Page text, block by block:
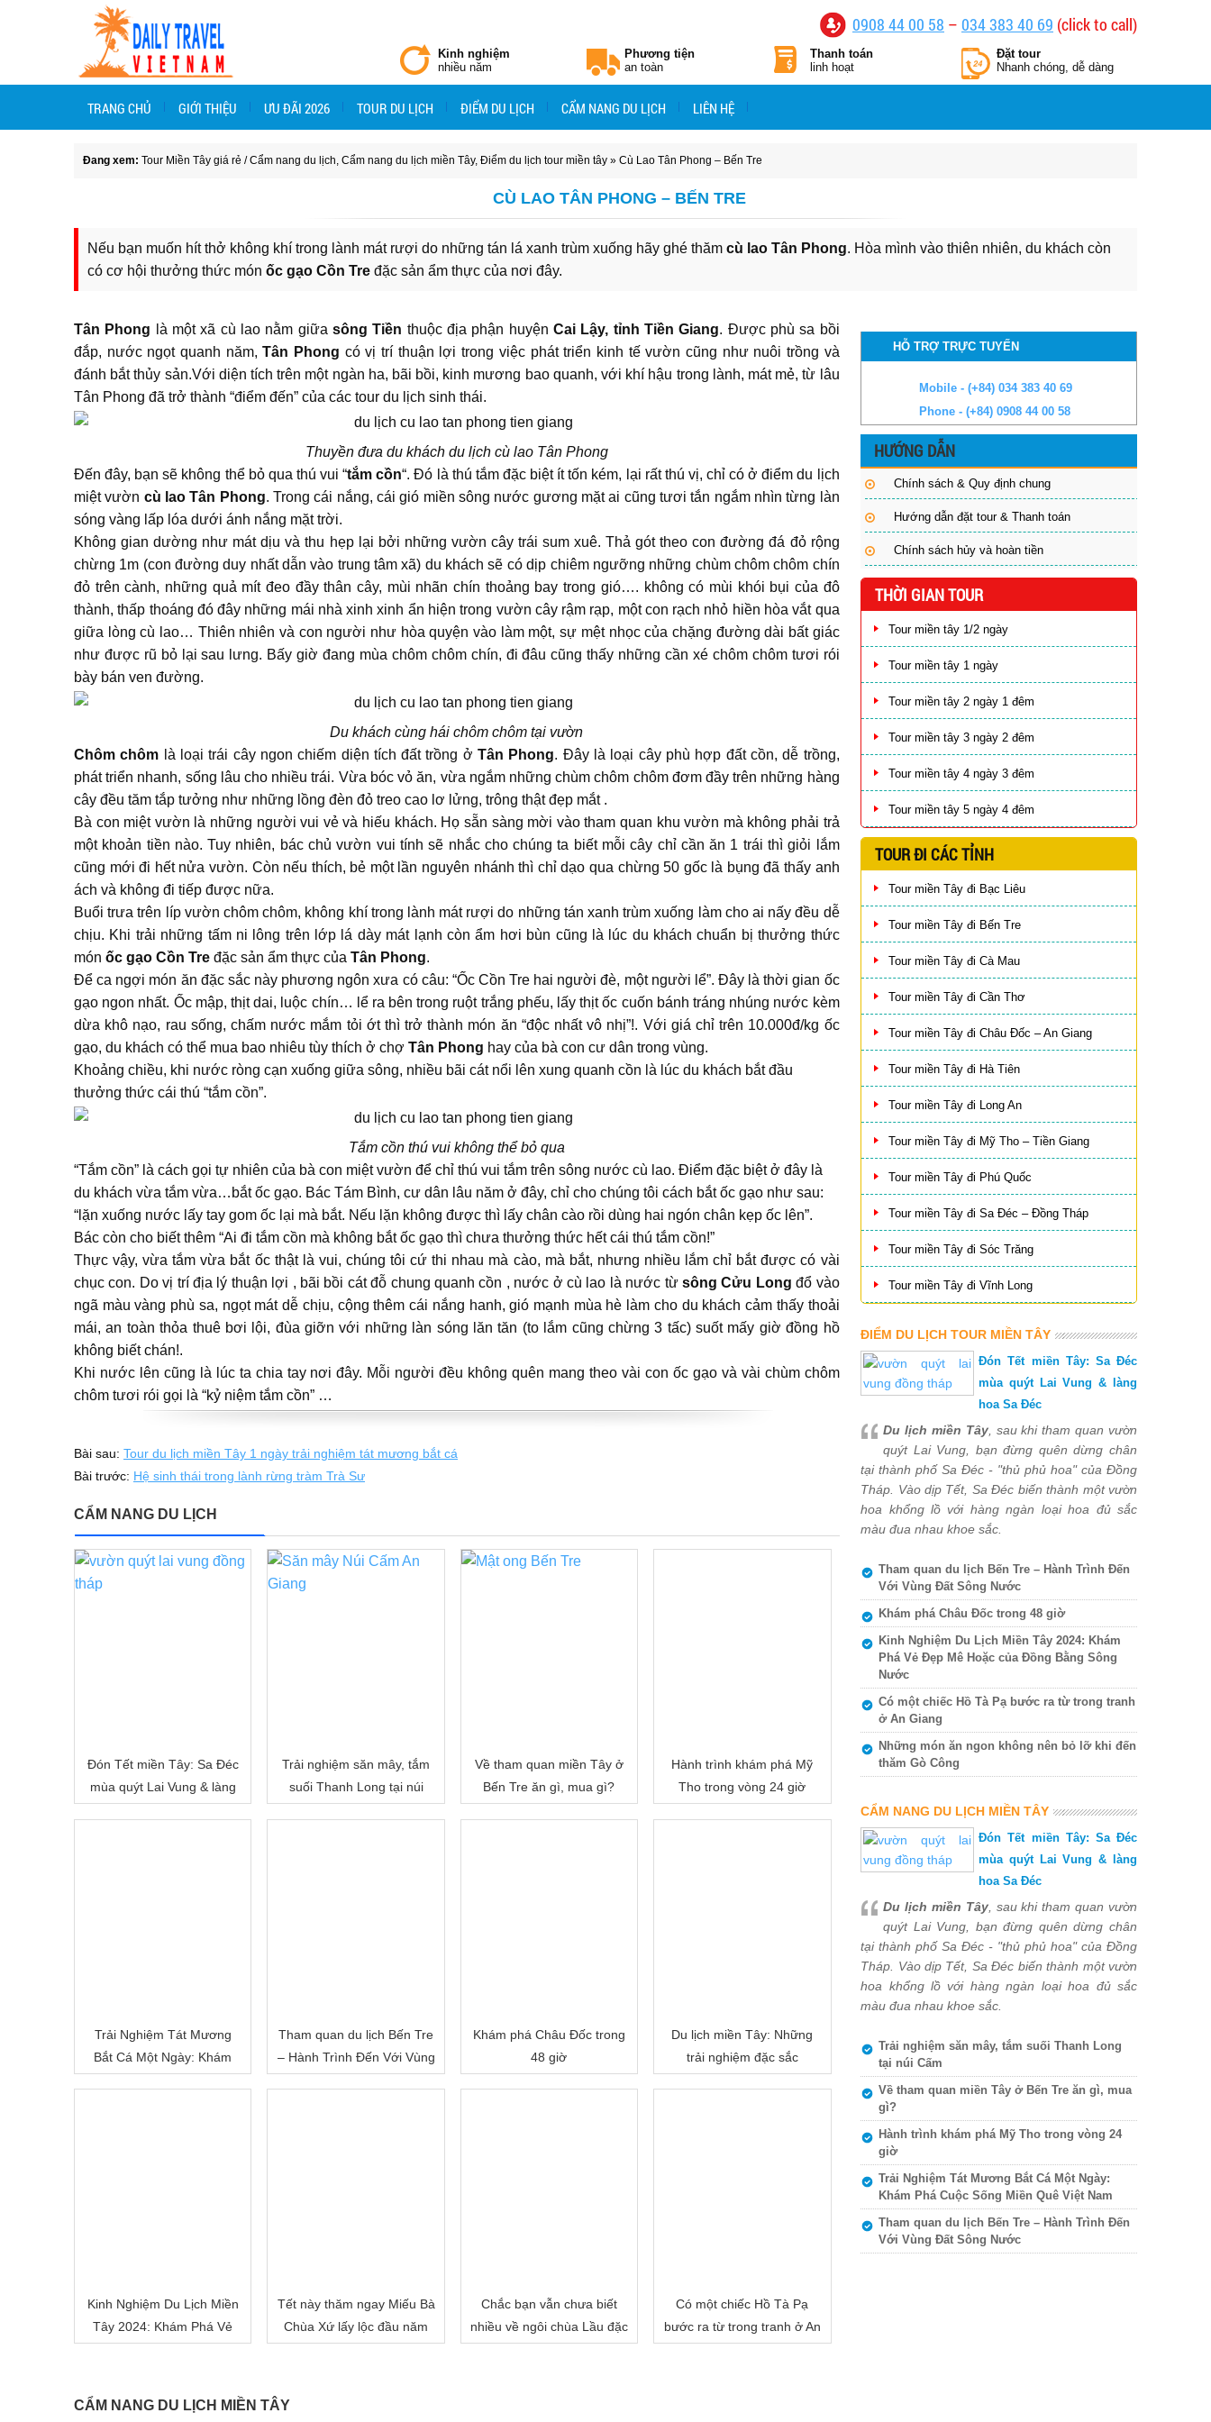
0908 44 00 58 – 034 383 40 69 (click to call)
Kinh nghiệm
nhiều năm
Phương tiện
an toàn
Thanh toán
linh hoạt
Đặt tour
Nhanh chóng, dễ dàng
TRANG CHỦ GIỚI THIỆU ƯU ĐÃI 2026 TOUR DU LỊCH ĐIỂM DU LỊCH CẨM NANG DU LỊCH LIÊN HỆ
Đang xem: Tour Miền Tây giá rẻ /Cẩm nang du lịch, Cẩm nang du lịch miền Tây, Điểm du lịch tour miền tây » Cù Lao Tân Phong – Bến Tre
CÙ LAO TÂN PHONG – BẾN TRE
Nếu bạn muốn hít thở không khí trong lành mát rượi do những tán lá xanh trùm xuống hãy ghé thăm cù lao Tân Phong. Hòa mình vào thiên nhiên, du khách còn
có cơ hội thưởng thức món ốc gạo Cồn Tre đặc sản ẩm thực của nơi đây.
Tân Phong là một xã cù lao nằm giữa sông Tiền thuộc địa phận huyện Cai Lậy, tỉnh Tiền Giang. Được phù sa bồi
đắp, nước ngọt quanh năm,Tân Phong có vị trí thuận lợi trong việc phát triển kinh tế vườn cũng như nuôi trồng và
đánh bắt thủy sản.Với diện tích trên một ngàn ha, bãi bồi, kinh mương bao quanh, với khí hậu trong lành, mát mẻ, từ lâu
Tân Phong đã trở thành “điểm đến” của các tour du lịch sinh thái.
Thuyền đưa du khách du lịch cù lao Tân Phong
Đến đây, bạn sẽ không thể bỏ qua thú vui “tắm cồn“. Đó là thú tắm đặc biệt ít tốn kém, lại rất thú vị, chỉ có ở điểm du lịch
miệt vườn cù lao Tân Phong. Trong cái nắng, cái gió miền sông nước gương mặt ai cũng tươi tắn ngắm nhìn từng làn
sóng vàng lấp lóa dưới ánh nắng mặt trời.
Không gian dường như mát dịu và thu hẹp lại bởi những vườn cây trái sum xuê. Thả gót theo con đường đá đỏ rộng
chừng 1m (con đường duy nhất dẫn vào trung tâm xã) du khách sẽ có dịp chiêm ngưỡng những chùm chôm chôm chín
đỏ trên cành, những quả mít đeo đầy thân cây, mùi nhãn chín thoảng bay trong gió…. không có mùi khói bụi của đô
thành, thấp thoáng đó đây những mái nhà xinh xinh ẩn hiện trong vườn cây rậm rạp, một con rạch nhỏ hiền hòa vắt qua
giữa lòng cù lao… Thiên nhiên và con người như hòa quyện vào làm một, sự mệt nhọc của chặng đường dài bất giác
như được rũ bỏ lại sau lưng. Bấy giờ đang mùa chôm chôm chín, đi đâu cũng thấy những cần xé chôm chôm tươi rói
bày bán ven đường.
Du khách cùng hái chôm chôm tại vườn
Chôm chôm là loại trái cây ngon chiếm diện tích đất trồng ởTân Phong. Đây là loại cây phù hợp đất cồn, dễ trồng,
phát triển nhanh, sống lâu cho nhiều trái. Vừa bóc vỏ ăn, vừa ngắm những chùm chôm chôm đơm đầy trên những hàng
cây đều tăm tắp tưởng như những lồng đèn đỏ treo cao lơ lửng, trông thật đẹp mắt .
Bà con miệt vườn là những người vui vẻ và hiếu khách. Họ sẵn sàng mời vào tham quan khu vườn mà không phải trả
một khoản tiền nào. Tuy nhiên, bác chủ vườn vui tính sẽ nhắc cho chúng ta biết mỗi cây chỉ cần ăn 1 trái thì giỏi lắm
cũng mới đi hết nửa vườn. Còn nếu thích, bẻ một lần nguyên nhánh thì chỉ dạo qua chừng 50 gốc là bụng đã thấy anh
ách và không đi tiếp được nữa.
Buổi trưa trên líp vườn chôm chôm, không khí trong lành mát rượi do những tán xanh trùm xuống làm cho ai nấy đều dễ
chịu. Khi trải những tấm ni lông trên lớp lá dày mát lạnh còn ẩm hơi bùn cũng là lúc du khách chuẩn bị thưởng thức
món ốc gạo Cồn Tre đặc sản ẩm thực của Tân Phong.
Để ca ngợi món ăn đặc sắc này phương ngôn xưa có câu: “Ốc Cồn Tre hai người đè, một người lể”. Đây là thời gian ốc
gạo ngon nhất. Ốc mập, thịt dai, luộc chín… lể ra bên trong ruột trắng phếu, lấy thịt ốc cuốn bánh tráng nhúng nước kèm
dừa khô nạo, rau sống, chấm nước mắm tỏi ớt thì trở thành món ăn “độc nhất vô nhị”!. Với giá chỉ trên 10.000đ/kg ốc
gạo, du khách có thể mua bao nhiêu tùy thích ở chợ Tân Phong hay của bà con cư dân trong vùng.
Khoảng chiều, khi nước ròng cạn xuống giữa sông, nhiều bãi cát nổi lên xung quanh cồn là lúc du khách bắt đầu
thưởng thức cái thú “tắm cồn”.
Tắm cồn thú vui không thể bỏ qua
“Tắm cồn” là cách gọi tự nhiên của bà con miệt vườn để chỉ thú vui tắm trên sông nước cù lao. Điểm đặc biệt ở đây là
du khách vừa tắm vừa…bắt ốc gạo. Bác Tám Bình, cư dân lâu năm ở đây, chỉ cho chúng tôi cách bắt ốc gạo như sau:
“lặn xuống nước lấy tay gom ốc lại mà bắt. Nếu lặn không được thì lấy chân cào rồi dùng hai ngón chân kẹp ốc lên”.
Bác còn cho biết thêm “Ai đi tắm cồn mà không bắt ốc gạo thì chưa thưởng thức hết cái thú tắm cồn!”
Thực vậy, vừa tắm vừa bắt ốc thật là vui, chúng tôi cứ thi nhau mà cào, mà bắt, nhưng nhiều lắm chỉ bắt được có vài
chục con. Do vị trí địa lý thuận lợi , bãi bồi cát đỗ chung quanh cồn , nước ở cù lao là nước từ sông Cửu Long đổ vào
ngã màu vàng phù sa, ngọt mát dễ chịu, cộng thêm cái nắng hanh, gió mạnh mùa hè làm cho du khách cảm thấy thoải
mái, an toàn thỏa thuê bơi lội, đùa giỡn với những làn sóng lăn tăn (to lắm cũng chừng 3 tấc) suốt mấy giờ đồng hồ
không biết chán!.
Khi nước lên cũng là lúc ta chia tay nơi đây. Mỗi người đều không quên mang theo vài con ốc gạo và vài chùm chôm
chôm tươi rói gọi là “kỷ niệm tắm cồn” …
Bài sau: Tour du lịch miền Tây 1 ngày trải nghiệm tát mương bắt cá
Bài trước: Hệ sinh thái trong lành rừng tràm Trà Sư
CẨM NANG DU LỊCH
Đón Tết miền Tây: Sa Đéc
mùa quýt Lai Vung & làng
Trải nghiệm săn mây, tắm
suối Thanh Long tại núi
Về tham quan miền Tây ở
Bến Tre ăn gì, mua gì?
Hành trình khám phá Mỹ
Tho trong vòng 24 giờ
Trải Nghiệm Tát Mương
Bắt Cá Một Ngày: Khám
Tham quan du lịch Bến Tre
– Hành Trình Đến Với Vùng
Khám phá Châu Đốc trong
48 giờ
Du lịch miền Tây: Những
trải nghiệm đặc sắc
Kinh Nghiệm Du Lịch Miền
Tây 2024: Khám Phá Vẻ
Tết này thăm ngay Miếu Bà
Chùa Xứ lấy lộc đầu năm
Chắc bạn vẫn chưa biết
nhiều về ngôi chùa Lầu đặc
Có một chiếc Hồ Tà Pạ
bước ra từ trong tranh ở An
CẨM NANG DU LỊCH MIỀN TÂY
HỖ TRỢ TRỰC TUYẾN
Mobile - (+84) 034 383 40 69
Phone - (+84) 0908 44 00 58
HƯỚNG DẪN
Chính sách & Quy định chung
Hướng dẫn đặt tour & Thanh toán
Chính sách hủy và hoàn tiền
THỜI GIAN TOUR
Tour miền tây 1/2 ngày
Tour miền tây 1 ngày
Tour miền tây 2 ngày 1 đêm
Tour miền tây 3 ngày 2 đêm
Tour miền tây 4 ngày 3 đêm
Tour miền tây 5 ngày 4 đêm
TOUR ĐI CÁC TỈNH
Tour miền Tây đi Bạc Liêu
Tour miền Tây đi Bến Tre
Tour miền Tây đi Cà Mau
Tour miền Tây đi Cần Thơ
Tour miền Tây đi Châu Đốc – An Giang
Tour miền Tây đi Hà Tiên
Tour miền Tây đi Long An
Tour miền Tây đi Mỹ Tho – Tiền Giang
Tour miền Tây đi Phú Quốc
Tour miền Tây đi Sa Đéc – Đồng Tháp
Tour miền Tây đi Sóc Trăng
Tour miền Tây đi Vĩnh Long
ĐIỂM DU LỊCH TOUR MIỀN TÂY
Đón Tết miền Tây: Sa Đéc
mùa quýt Lai Vung & làng
hoa Sa Đéc
Du lịch miền Tây, sau khi tham quan vườn
quýt Lai Vung, bạn đừng quên dừng chân
tại thành phố Sa Đéc - "thủ phủ hoa" của Đồng
Tháp. Vào dịp Tết, Sa Đéc biến thành một vườn
hoa khổng lồ với hàng ngàn loại hoa đủ sắc
màu đua nhau khoe sắc.
Tham quan du lịch Bến Tre – Hành Trình Đến
Với Vùng Đất Sông Nước
Khám phá Châu Đốc trong 48 giờ
Kinh Nghiệm Du Lịch Miền Tây 2024: Khám
Phá Vẻ Đẹp Mê Hoặc của Đồng Bằng Sông
Nước
Có một chiếc Hồ Tà Pạ bước ra từ trong tranh
ở An Giang
Những món ăn ngon không nên bỏ lỡ khi đến
thăm Gò Công
CẨM NANG DU LỊCH MIỀN TÂY
Đón Tết miền Tây: Sa Đéc
mùa quýt Lai Vung & làng
hoa Sa Đéc
Du lịch miền Tây, sau khi tham quan vườn
quýt Lai Vung, bạn đừng quên dừng chân
tại thành phố Sa Đéc - "thủ phủ hoa" của Đồng
Tháp. Vào dịp Tết, Sa Đéc biến thành một vườn
hoa khổng lồ với hàng ngàn loại hoa đủ sắc
màu đua nhau khoe sắc.
Trải nghiệm săn mây, tắm suối Thanh Long
tại núi Cấm
Về tham quan miền Tây ở Bến Tre ăn gì, mua
gì?
Hành trình khám phá Mỹ Tho trong vòng 24
giờ
Trải Nghiệm Tát Mương Bắt Cá Một Ngày:
Khám Phá Cuộc Sống Miền Quê Việt Nam
Tham quan du lịch Bến Tre – Hành Trình Đến
Với Vùng Đất Sông Nước